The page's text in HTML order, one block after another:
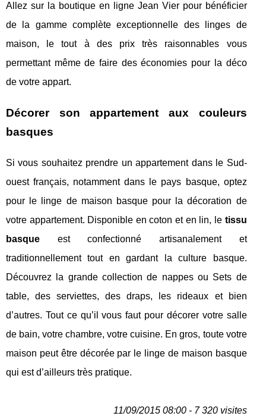
Allez sur la boutique en ligne Jean Vier pour bénéficier
de la gamme complète exceptionnelle des linges de
maison, le tout à des prix très raisonnables vous
permettant même de faire des économies pour la déco
de votre appart.
Décorer son appartement aux couleurs
basques
Si vous souhaitez prendre un appartement dans le Sud-
ouest français, notamment dans le pays basque, optez
pour le linge de maison basque pour la décoration de
votre appartement. Disponible en coton et en lin, le tissu
basque est confectionné artisanalement et
traditionnellement tout en gardant la culture basque.
Découvrez la grande collection de nappes ou Sets de
table, des serviettes, des draps, les rideaux et bien
d’autres. Tout ce qu’il vous faut pour décorer votre salle
de bain, votre chambre, votre cuisine. En gros, toute votre
maison peut être décorée par le linge de maison basque
qui est d’ailleurs très pratique.
11/09/2015 08:00 - 7 320 visites